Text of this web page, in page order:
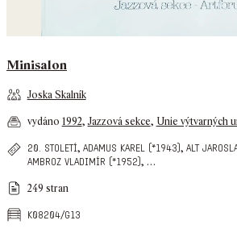
Minisalon
Joska Skalník
vydáno 1992,Jazzová sekce, Unie výtvarných
20. století, adamus karel (*1943) , alt
ambroz vladimír (*1952) , …
249 stran
k08204/g13